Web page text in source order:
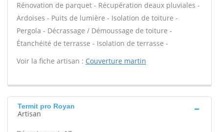
Rénovation de parquet - Récupération deaux pluviales -
Ardoises - Puits de lumière - Isolation de toiture -
Pergola - Décrassage / Démoussage de toiture -
Étanchéité de terrasse - Isolation de terrasse -
Voir la fiche artisan : Couverture martin
Termit pro Royan
Artisan